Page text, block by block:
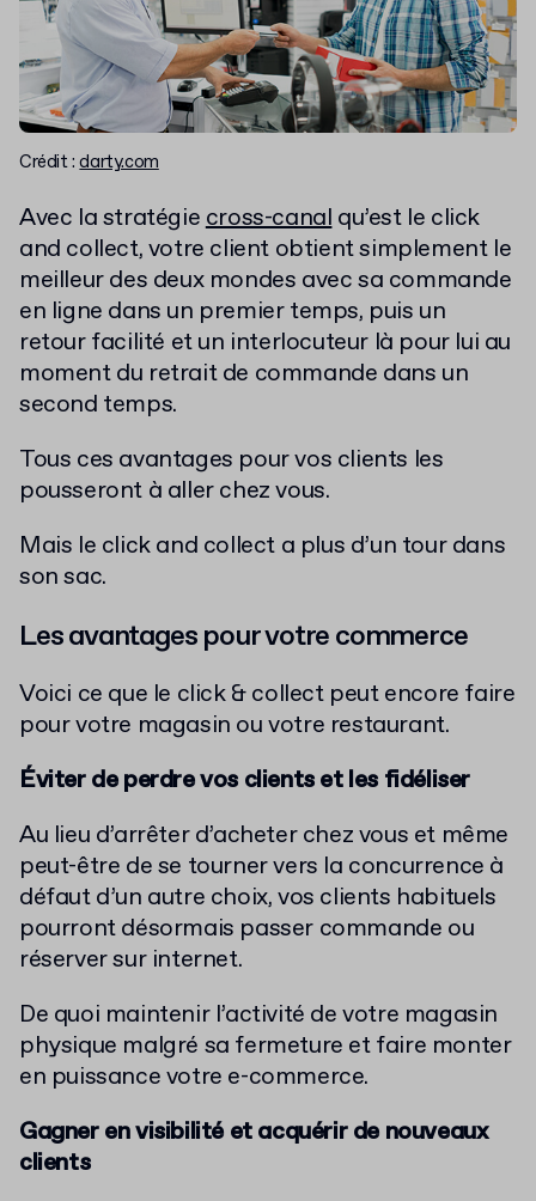
Crédit :darty.com
Avec la stratégiecross-canalqu’est le click
and collect, votre client obtient simplement le
meilleur des deux mondes avec sa commande
en ligne dans un premier temps, puis un
retour facilité et un interlocuteur là pour lui au
moment du retrait de commande dans un
second temps.
Tous ces avantages pour vos clients les
pousseront à aller chez vous.
Mais le click and collect a plus d’un tour dans
son sac.
Les avantages pour votre commerce
Voici ce que le click & collect peut encore faire
pour votre magasin ou votre restaurant.
Éviter de perdre vos clients et les fidéliser
Au lieu d’arrêter d’acheter chez vous et même
peut-être de se tourner vers la concurrence à
défaut d’un autre choix, vos clients habituels
pourront désormais passer commande ou
réserver sur internet.
De quoi maintenir l’activité de votre magasin
physique malgré sa fermeture et faire monter
en puissance votre e-commerce.
Gagner en visibilité et acquérir de nouveaux
clients